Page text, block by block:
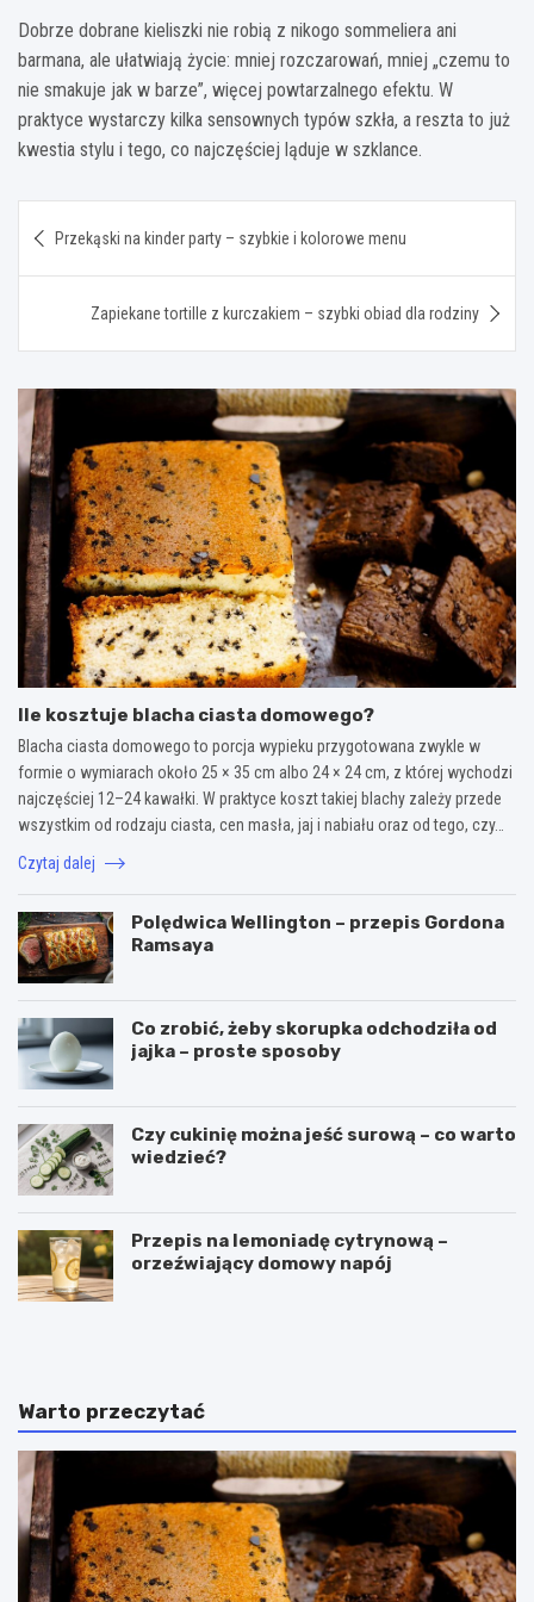
Dobrze dobrane kieliszki nie robią z nikogo sommeliera ani
barmana, ale ułatwiają życie: mniej rozczarowań, mniej „czemu to
nie smakuje jak w barze”, więcej powtarzalnego efektu. W
praktyce wystarczy kilka sensownych typów szkła, a reszta to już
kwestia stylu i tego, co najczęściej ląduje w szklance.
wpisu
Przekąski na kinder party – szybkie i kolorowe menu
Zapiekane tortille z kurczakiem – szybki obiad dla rodziny
Ile kosztuje blacha ciasta domowego?
Blacha ciasta domowego to porcja wypieku przygotowana zwykle w
formie o wymiarach około 25 × 35 cm albo 24 × 24 cm, z której wychodzi
najczęściej 12–24 kawałki. W praktyce koszt takiej blachy zależy przede
wszystkim od rodzaju ciasta, cen masła, jaj i nabiału oraz od tego, czy…
Czytaj dalej
Polędwica Wellington – przepis Gordona
Ramsaya
Co zrobić, żeby skorupka odchodziła od
jajka – proste sposoby
Czy cukinię można jeść surową – co warto
wiedzieć?
Przepis na lemoniadę cytrynową –
orzeźwiający domowy napój
C
l
a
r
e
k
i
m
o
P
r
k
i
d
l
o
ó
Warto przeczytać